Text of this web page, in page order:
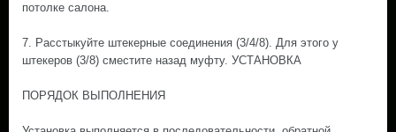
потолке салона.
7. Расстыкуйте штекерные соединения (3/4/8). Для этого у
штекеров (3/8) сместите назад муфту. УСТАНОВКА
ПОРЯДОК ВЫПОЛНЕНИЯ